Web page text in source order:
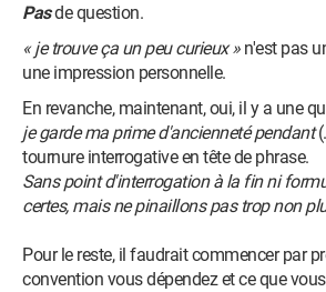
Pasde question.
« je trouve ça un peu curieux »n'est pas
une impression personnelle.
En revanche, maintenant, oui, il y a une
je garde ma prime d'ancienneté pendant
tournure interrogative en tête de phrase.
Sans point d'interrogation à la fin ni
certes, mais ne pinaillons pas trop non
Pour le reste, il faudrait commencer par
convention vous dépendez et ce que